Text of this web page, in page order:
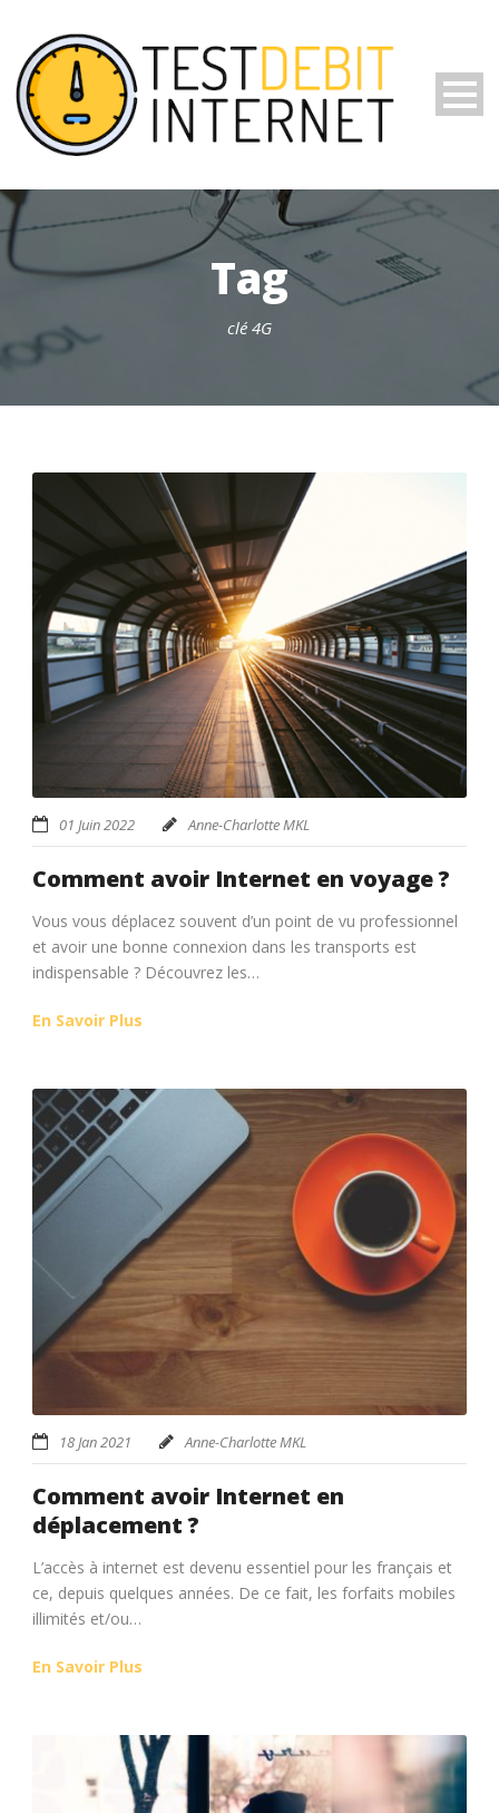
Tag
clé 4G
01 Juin 2022 Anne-Charlotte MKL
Comment avoir Internet en voyage ?
Vous vous déplacez souvent d’un point de vu professionnel
et avoir une bonne connexion dans les transports est
indispensable ? Découvrez les…
En Savoir Plus
18 Jan 2021 Anne-Charlotte MKL
Comment avoir Internet en
déplacement ?
L’accès à internet est devenu essentiel pour les français et
ce, depuis quelques années. De ce fait, les forfaits mobiles
illimités et/ou…
En Savoir Plus